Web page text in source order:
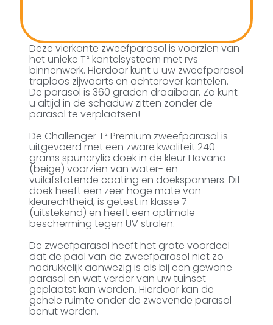
Deze vierkante zweefparasol is voorzien van
het unieke T² kantelsysteem met rvs
binnenwerk. Hierdoor kunt u uw zweefparasol
traploos zijwaarts en achterover kantelen.
De parasol is 360 graden draaibaar. Zo kunt
u altijd in de schaduw zitten zonder de
parasol te verplaatsen!
De Challenger T² Premium zweefparasol is
uitgevoerd met een zware kwaliteit 240
grams spuncrylic doek in de kleur Havana
(beige) voorzien van water- en
vuilafstotende coating en doekspanners. Dit
doek heeft een zeer hoge mate van
kleurechtheid, is getest in klasse 7
(uitstekend) en heeft een optimale
bescherming tegen UV stralen.
De zweefparasol heeft het grote voordeel
dat de paal van de zweefparasol niet zo
nadrukkelijk aanwezig is als bij een gewone
parasol en wat verder van uw tuinset
geplaatst kan worden. Hierdoor kan de
gehele ruimte onder de zwevende parasol
benut worden.